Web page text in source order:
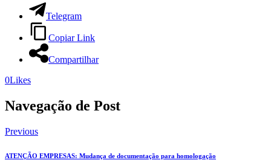
Telegram
Copiar Link
Compartilhar
0Likes
Navegação de Post
Previous
ATENÇÃO EMPRESAS: Mudança de documentação para homologação